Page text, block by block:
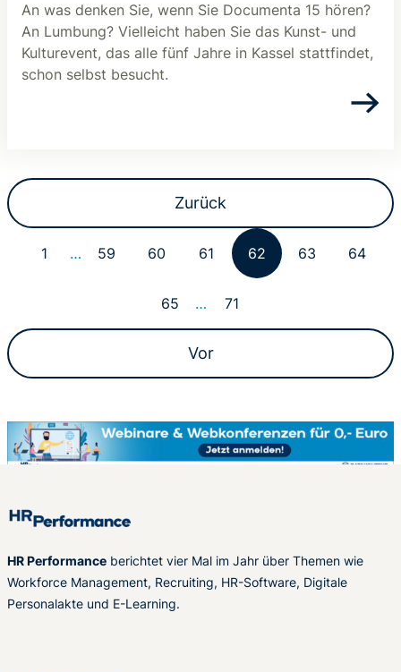
An was denken Sie, wenn Sie Documenta 15 hören?
An Lumbung? Vielleicht haben Sie das Kunst- und
Kulturevent, das alle fünf Jahre in Kassel stattfindet,
schon selbst besucht.
Zurück
1 … 59 60 61 62 63 64
65 … 71
Vor
HR Performance berichtet vier Mal im Jahr über Themen wie
Workforce Management, Recruiting, HR-Software, Digitale
Personalakte und E-Learning.